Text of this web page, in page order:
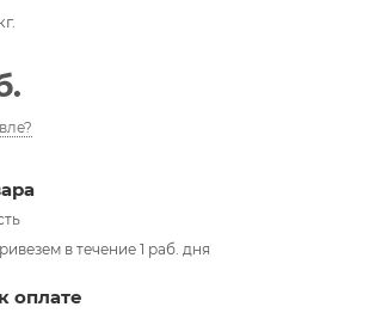
в течение 1 раб. дня
оплате